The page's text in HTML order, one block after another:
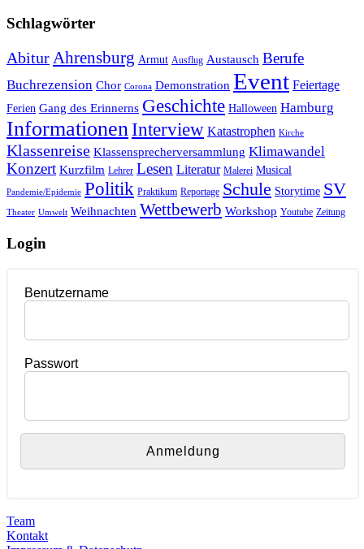
Schlagwörter
Abitur Ahrensburg Armut Ausflug Austausch Berufe
Buchrezension Chor Corona Demonstration Event Feiertage
Ferien Gang des Erinnerns Geschichte Halloween Hamburg
Informationen Interview Katastrophen Kirche
Klassenreise Klassensprecherversammlung Klimawandel
Konzert Kurzfilm Lehrer Lesen Literatur Malerei Musical
Pandemie/Epidemie Politik Praktikum Reportage Schule Storytime SV
Theater Umwelt Weihnachten Wettbewerb Workshop Youtube Zeitung
Login
Benutzername
Passwort
Team
Kontakt